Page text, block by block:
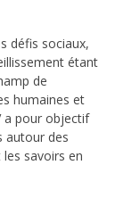
défis sociaux,
étant
de
humaines et
a pour objectif
autour des
savoirs en